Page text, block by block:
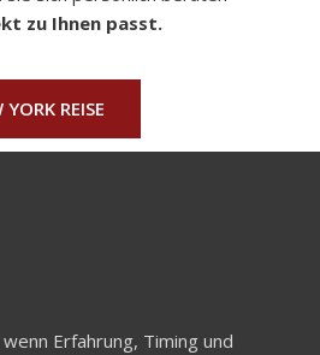
zu Ihnen passt.
REISE
Erfahrung, Timing und